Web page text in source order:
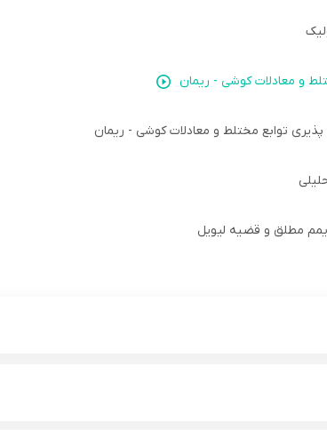
و معادلات کوشی - ریمان
توابع مختلط و معادلات کوشی - ریمان
مطلق و قضیه لیویل